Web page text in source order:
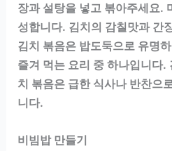
장과 설탕을 넣고 볶아주세요.
성합니다. 김치의 감칠맛과 간
김치 볶음은 밥도둑으로 유명
즐겨 먹는 요리 중 하나입니다.
치 볶음은 급한 식사나 반찬으
니다.
비빔밥 만들기